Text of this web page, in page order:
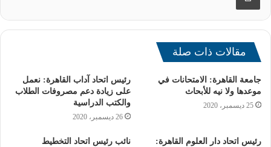
دائمًا إلى تكريم دور المرأة وتُسلط الضوء على تاريخها المُلهم،
والدكتورة سميرة موسى، ومؤكدًا علي أن الدولة المصرية تولي
مقالات ذات صلة
جامعة القاهرة: الامتحانات في
موعدها ولا نيه للأبحاث
25 ديسمبر، 2020
رئيس اتحاد آداب القاهرة: نعمل
على زيادة دعم مصروفات الطلاب
والكتب الدراسية
26 ديسمبر، 2020
رئيس اتحاد دار العلوم القاهرة:
نائب رئيس اتحاد التخطيط